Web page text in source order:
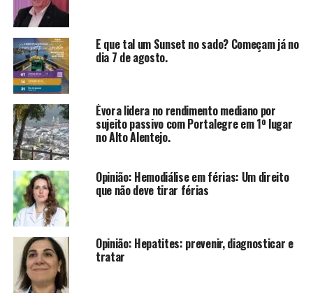
E que tal um Sunset no sado? Começam já no
dia 7 de agosto.
Évora lidera no rendimento mediano por
sujeito passivo com Portalegre em 1º lugar
no Alto Alentejo.
Opinião: Hemodiálise em férias: Um direito
que não deve tirar férias
Opinião: Hepatites: prevenir, diagnosticar e
tratar